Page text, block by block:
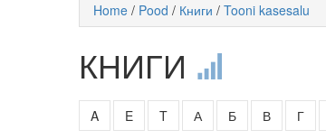
Home / Pood / Книги / Tooni kasesalu
КНИГИ
A E T А Б В Г